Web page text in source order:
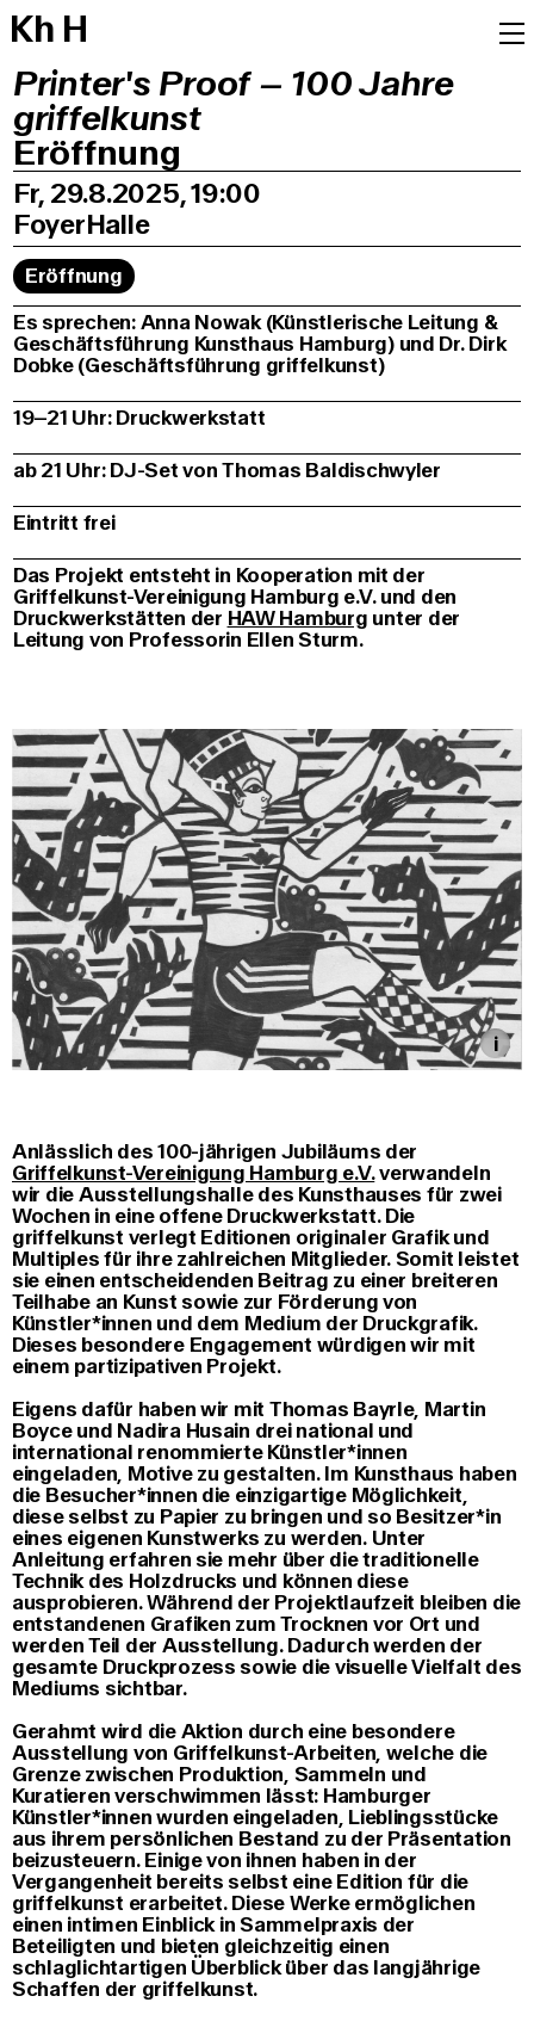
Kh H
Printer's Proof – 100 Jahre
griffelkunst
Eröffnung
Fr, 29.8.2025, 19:00
FoyerHalle
Eröffnung
Es sprechen: Anna Nowak (Künstlerische Leitung &
Geschäftsführung Kunsthaus Hamburg) und Dr. Dirk
Dobke (Geschäftsführung griffelkunst)
19–21 Uhr: Druckwerkstatt
ab 21 Uhr: DJ-Set von Thomas Baldischwyler
Eintritt frei
Das Projekt entsteht in Kooperation mit der
Griffelkunst-Vereinigung Hamburg e.V. und den
Druckwerkstätten der HAW Hamburg unter der
Leitung von Professorin Ellen Sturm.
Anlässlich des 100-jährigen Jubiläums der
Griffelkunst-Vereinigung Hamburg e.V.verwandeln
wir die Ausstellungshalle des Kunsthauses für zwei
Wochen in eine offene Druckwerkstatt. Die
griffelkunst verlegt Editionen originaler Grafik und
Multiples für ihre zahlreichen Mitglieder. Somit leistet
sie einen entscheidenden Beitrag zu einer breiteren
Teilhabe an Kunst sowie zur Förderung von
Künstler*innen und dem Medium der Druckgrafik.
Dieses besondere Engagement würdigen wir mit
einem partizipativen Projekt.
Eigens dafür haben wir mit Thomas Bayrle, Martin
Boyce und Nadira Husain drei national und
international renommierte Künstler*innen
eingeladen, Motive zu gestalten. Im Kunsthaus haben
die Besucher*innen die einzigartige Möglichkeit,
diese selbst zu Papier zu bringen und so Besitzer*in
eines eigenen Kunstwerks zu werden. Unter
Anleitung erfahren sie mehr über die traditionelle
Technik des Holzdrucks und können diese
ausprobieren. Während der Projektlaufzeit bleiben die
entstandenen Grafiken zum Trocknen vor Ort und
werden Teil der Ausstellung. Dadurch werden der
gesamte Druckprozess sowie die visuelle Vielfalt des
Mediums sichtbar.
Gerahmt wird die Aktion durch eine besondere
Ausstellung von Griffelkunst-Arbeiten, welche die
Grenze zwischen Produktion, Sammeln und
Kuratieren verschwimmen lässt: Hamburger
Künstler*innen wurden eingeladen, Lieblingsstücke
aus ihrem persönlichen Bestand zu der Präsentation
beizusteuern. Einige von ihnen haben in der
Vergangenheit bereits selbst eine Edition für die
griffelkunst erarbeitet. Diese Werke ermöglichen
einen intimen Einblick in Sammelpraxis der
Beteiligten und bieten gleichzeitig einen
schlaglichtartigen Überblick über das langjährige
Schaffen der griffelkunst.